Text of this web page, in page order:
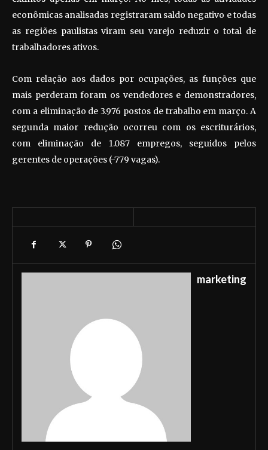
econômicas analisadas registraram saldo negativo e todas
as regiões paulistas viram seu varejo reduzir o total de
trabalhadores ativos.
Com relação aos dados por ocupações, as funções que
mais perderam foram os vendedores e demonstradores,
com a eliminação de 3.976 postos de trabalho em março. A
segunda maior redução ocorreu com os escriturários,
com eliminação de 1.087 empregos, seguidos pelos
gerentes de operações (-779 vagas).
marketing